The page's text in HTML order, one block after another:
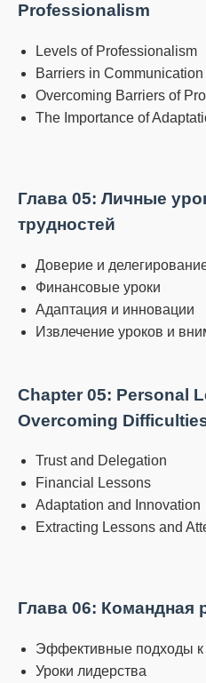
Professionalism
Levels of Professionalism
Barriers in Communication
Overcoming Barriers of
The Importance of
Глава 05: Личные
трудностей
Доверие и
Финансовые уроки
Адаптация и инновации
Извлечение уроков и
Chapter 05: Personal
Overcoming
Trust and Delegation
Financial Lessons
Adaptation and Innovation
Extracting Lessons and
Глава 06: Командная
Эффективные подходы
Уроки лидерства